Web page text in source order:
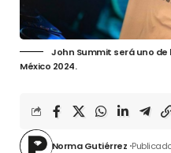
John Summit será uno
México 2024.
Norma Gutiérrez